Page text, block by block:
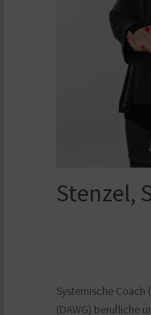
Stenzel,
Systemische Coach
(DAWG) berufliche